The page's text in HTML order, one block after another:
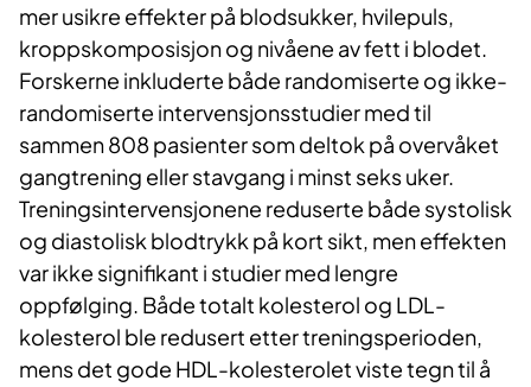
mer usikre effekter på blodsukker, hvilepuls,
kroppskomposisjon og nivåene av fett i blodet.
Forskerne inkluderte både randomiserte og ikke-
randomiserte intervensjonsstudier med til
sammen 808 pasienter som deltok på overvåket
gangtrening eller stavgang i minst seks uker.
Treningsintervensjonene reduserte både systolisk
og diastolisk blodtrykk på kort sikt, men effekten
var ikke signifikant i studier med lengre
oppfølging. Både totalt kolesterol og LDL-
kolesterol ble redusert etter treningsperioden,
mens det gode HDL-kolesterolet viste tegn til å